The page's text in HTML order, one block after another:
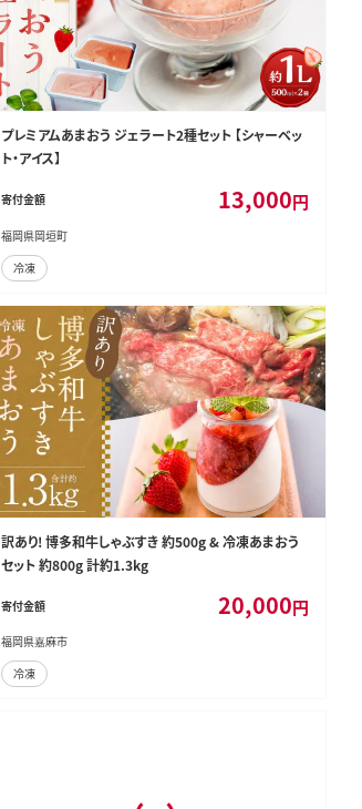
プレミアムあまおう ジェラート2種セット 【シャーベッ
ト・アイス】
寄付金額 13,000円
福岡県岡垣町
冷凍
訳あり! 博多和牛しゃぶすき 約500g & 冷凍あまおう
セット 約800g 計約1.3kg
寄付金額 20,000円
福岡県嘉麻市
冷凍